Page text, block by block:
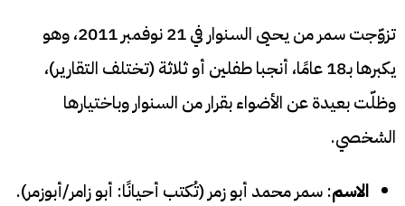
تزوّجت سمر من يحيى السنوار في 21 نوفمبر 2011، وهو
يكبرها بـ18 عامًا، أنجبا طفلين أو ثلاثة (تختلف التقارير)،
وظلّت بعيدة عن الأضواء بقرار من السنوار وباختيارها
الشخصي.
الاسم: سمر محمد أبو زمر (تُكتب أحيانًا: أبو زامر/أبوزمر).